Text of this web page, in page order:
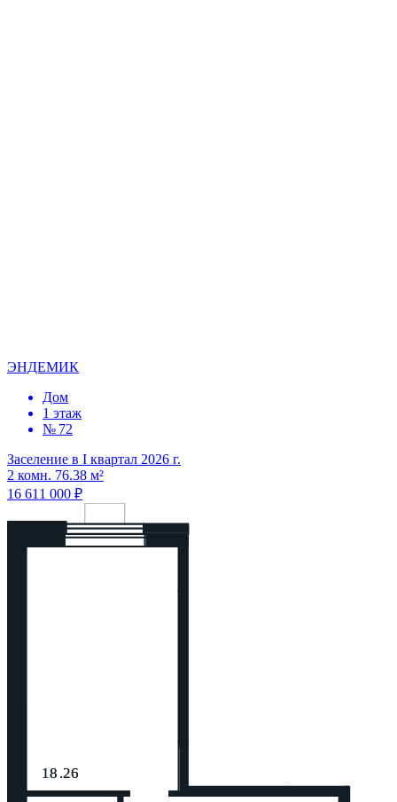
ЭНДЕМИК
Дом
1 этаж
№ 72
Заселение в I квартал 2026 г.
2 комн. 76.38 м²
16 611 000 ₽